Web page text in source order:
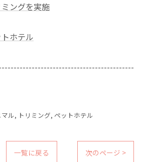
ングを実施
ホテル
ル トリミング ペットホテル
一覧に戻る 次のページ >